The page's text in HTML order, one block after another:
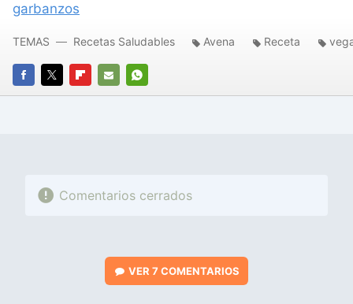
garbanzos
FACEBOOK
TWITTERFLIPBOARD
E-
WHATSAPP
TEMAS Recetas Saludables Avena Receta
Comentarios cerrados
VER7 COMENTARIOS